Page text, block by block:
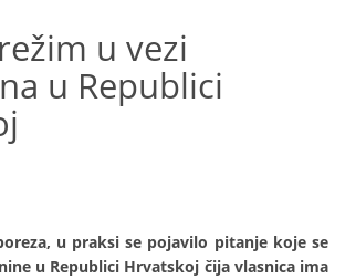
u vezi
u Republici
u praksi se pojavilo pitanje koje se
u Republici Hrvatskoj čija vlasnica ima